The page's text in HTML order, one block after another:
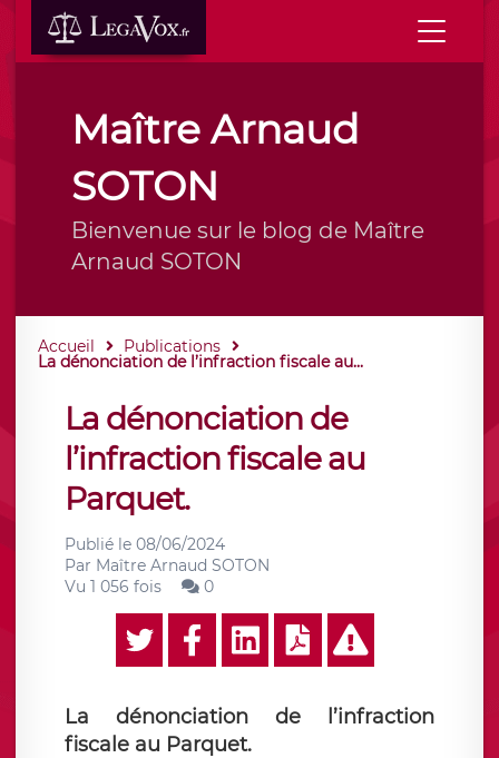
Maître Arnaud
SOTON
Bienvenue sur le blog de Maître
Arnaud SOTON
Accueil Publications
La dénonciation de l’infraction fiscale au...
La dénonciation de
l’infraction fiscale au
Parquet.
Publié le 08/06/2024
Par Maître Arnaud SOTON
Vu 1 056 fois
0
La dénonciation de l’infraction
fiscale au Parquet.